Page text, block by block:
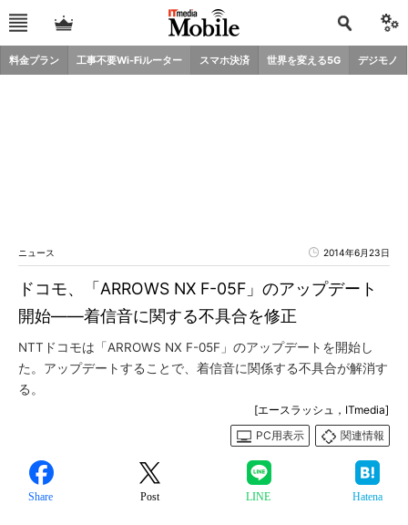
料金プラン 工事不要Wi-Fiルーター スマホ決済 世界を変える5G デジモノ
ニュース 2014年6月23日
ドコモ、「ARROWS NX F-05F」のアップデート
開始――着信音に関する不具合を修正
NTTドコモは「ARROWS NX F-05F」のアップデートを開始し
た。アップデートすることで、着信音に関係する不具合が解消す
る。
[エースラッシュ，ITmedia]
PC用表示
関連情報
Share Post LINE Hatena